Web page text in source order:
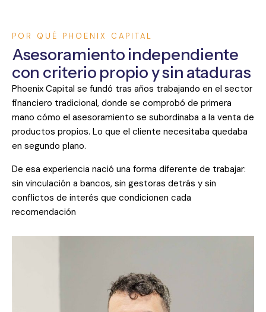
POR QUÉ PHOENIX CAPITAL
Asesoramiento independiente
con criterio propio y sin ataduras
Phoenix Capital se fundó tras años trabajando en el sector
financiero tradicional, donde se comprobó de primera
mano cómo el asesoramiento se subordinaba a la venta de
productos propios. Lo que el cliente necesitaba quedaba
en segundo plano.
De esa experiencia nació una forma diferente de trabajar:
sin vinculación a bancos, sin gestoras detrás y sin
conflictos de interés que condicionen cada
recomendación